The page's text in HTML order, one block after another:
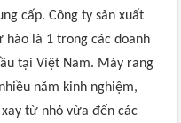
cấp. Công ty sản xuất
hào là 1 trong các doanh
tại Việt Nam. Máy rang
năm kinh nghiệm,
từ nhỏ vừa đến các